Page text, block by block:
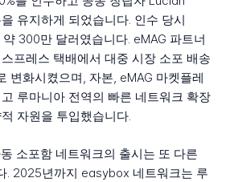
유지하게 되었습니다. 인수 당시
300만 달러였습니다. eMAG 파트너
프레스 택배에서 대중 시장 소포 배송
변화시켰으며, 자본, eMAG 마켓플레
루마니아 전역의 빠른 네트워크 확장
자원을 투입했습니다.
소포함 네트워크의 출시는 또 다른
. 2025년까지 easybox 네트워크는 루